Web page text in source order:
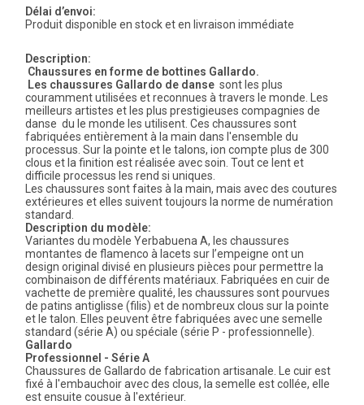
Délai d’envoi:
Produit disponible en stock et en livraison immédiate
Description:
Chaussures en forme de bottines Gallardo.
Les chaussures Gallardo de danse sont les plus
couramment utilisées et reconnues à travers le monde. Les
meilleurs artistes et les plus prestigieuses compagnies de
danse du le monde les utilisent. Ces chaussures sont
fabriquées entièrement à la main dans l'ensemble du
processus. Sur la pointe et le talons, ion compte plus de 300
clous et la finition est réalisée avec soin. Tout ce lent et
difficile processus les rend si uniques.
Les chaussures sont faites à la main, mais avec des coutures
extérieures et elles suivent toujours la norme de numération
standard.
Description du modèle:
Variantes du modèle Yerbabuena A, les chaussures
montantes de flamenco à lacets sur l’empeigne ont un
design original divisé en plusieurs pièces pour permettre la
combinaison de différents matériaux. Fabriquées en cuir de
vachette de première qualité, les chaussures sont pourvues
de patins antiglisse (filis) et de nombreux clous sur la pointe
et le talon. Elles peuvent être fabriquées avec une semelle
standard (série A) ou spéciale (série P - professionnelle).
Gallardo
Professionnel - Série A
Chaussures de Gallardo de fabrication artisanale. Le cuir est
fixé à l'embauchoir avec des clous, la semelle est collée, elle
est ensuite cousue à l'extérieur.